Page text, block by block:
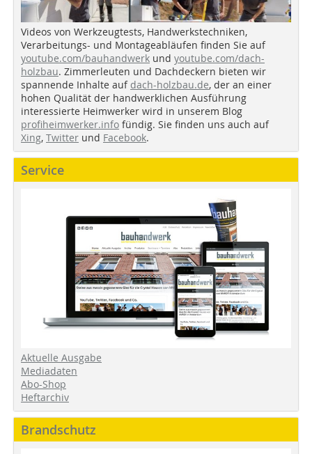
Videos von Werkzeugtests, Handwerkstechniken,
Verarbeitungs- und Montageabläufen finden Sie auf
youtube.com/bauhandwerk und youtube.com/dach-
holzbau. Zimmerleuten und Dachdeckern bieten wir
spannende Inhalte auf dach-holzbau.de, der an einer
hohen Qualität der handwerklichen Ausführung
interessierte Heimwerker wird in unserem Blog
profiheimwerker.info fündig. Sie finden uns auch auf
Xing, Twitter und Facebook.
Service
Aktuelle Ausgabe
Mediadaten
Abo-Shop
Heftarchiv
Brandschutz